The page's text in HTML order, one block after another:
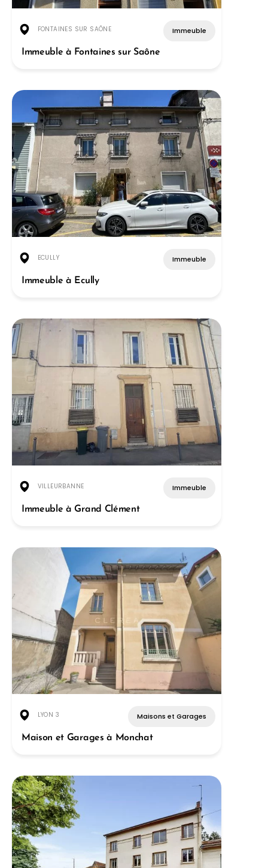
FONTAINES SUR SAÔNE Immeuble
Immeuble à Fontaines sur Saône
ECULLY Immeuble
Immeuble à Ecully
VILLEURBANNE Immeuble
Immeuble à Grand Clément
LYON 3 Maisons et Garages
Maison et Garages à Monchat